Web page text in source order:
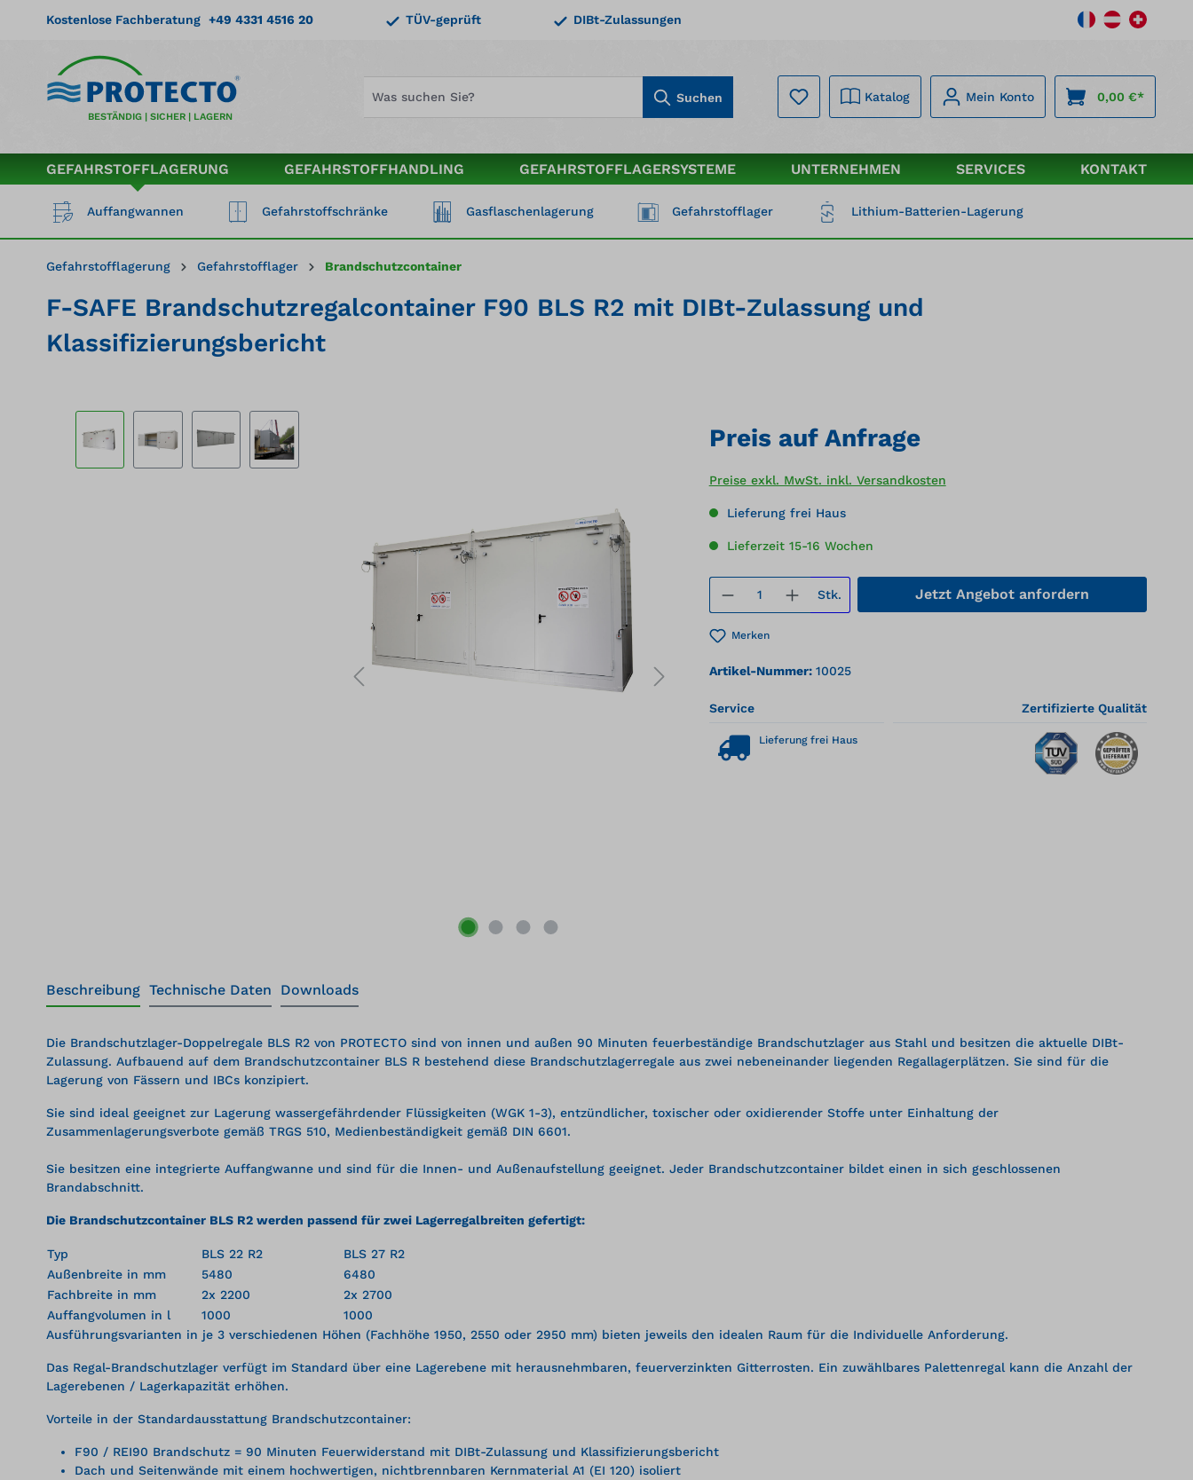
Zur Hauptnavigation springen
Kostenlose Fachberatung +49 4331 4516 20 TÜV-geprüft DIBt-Zulassungen
BESTÄNDIG | SICHER | LAGERN
Suchen Katalog Mein Konto 0,00 €*
GEFAHRSTOFFLAGERUNG GEFAHRSTOFFHANDLING GEFAHRSTOFFLAGERSYSTEME UNTERNEHMEN SERVICES KONTAKT
Auffangwannen Gefahrstoffschränke Gasflaschenlagerung Gefahrstofflager Lithium-Batterien-Lagerung
Gefahrstofflagerung Gefahrstofflager Brandschutzcontainer
F-SAFE Brandschutzregalcontainer F90 BLS R2 mit DIBt-Zulassung und
Klassifizierungsbericht
Preis auf Anfrage
Preise exkl. MwSt. inkl. Versandkosten
Lieferung frei Haus
Lieferzeit 15-16 Wochen
Produkt Anzahl: Gib den gewünschten Wert
Stk. Jetzt Angebot anfordern
Merken
Artikel-Nummer: 10025
Service
Lieferung frei Haus
Zertifizierte Qualität
Beschreibung Technische Daten Downloads
Die Brandschutzlager-Doppelregale BLS R2 von PROTECTO sind von innen und außen 90 Minuten feuerbeständige Brandschutzlager aus Stahl und besitzen die aktuelle DIBt-
Zulassung. Aufbauend auf dem Brandschutzcontainer BLS R bestehend diese Brandschutzlagerregale aus zwei nebeneinander liegenden Regallagerplätzen. Sie sind für die
Lagerung von Fässern und IBCs konzipiert.
Sie sind ideal geeignet zur Lagerung wassergefährdender Flüssigkeiten (WGK 1-3), entzündlicher, toxischer oder oxidierender Stoffe unter Einhaltung der
Zusammenlagerungsverbote gemäß TRGS 510, Medienbeständigkeit gemäß DIN 6601.
Sie besitzen eine integrierte Auffangwanne und sind für die Innen- und Außenaufstellung geeignet. Jeder Brandschutzcontainer bildet einen in sich geschlossenen
Brandabschnitt.
Die Brandschutzcontainer BLS R2 werden passend für zwei Lagerregalbreiten gefertigt:
Typ BLS 22 R2
BLS 27 R2
Außenbreite in mm
5480
6480
Fachbreite in mm
2x 2200
2x 2700
Auffangvolumen in l
1000
1000
Ausführungsvarianten in je 3 verschiedenen Höhen (Fachhöhe 1950, 2550 oder 2950 mm) bieten jeweils den idealen Raum für die Individuelle Anforderung.
Das Regal-Brandschutzlager verfügt im Standard über eine Lagerebene mit herausnehmbaren, feuerverzinkten Gitterrosten. Ein zuwählbares Palettenregal kann die Anzahl der
Lagerebenen / Lagerkapazität erhöhen.
Vorteile in der Standardausstattung Brandschutzcontainer:
F90 / REI90 Brandschutz = 90 Minuten Feuerwiderstand mit DIBt-Zulassung und Klassifizierungsbericht
Dach und Seitenwände mit einem hochwertigen, nichtbrennbaren Kernmaterial A1 (EI 120) isoliert